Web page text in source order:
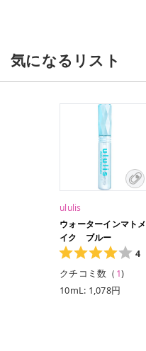
気になるリスト
ululis
ウォーターインマトメ
イク ブルー
4
クチコミ数（ 1)
10mL: 1,078円